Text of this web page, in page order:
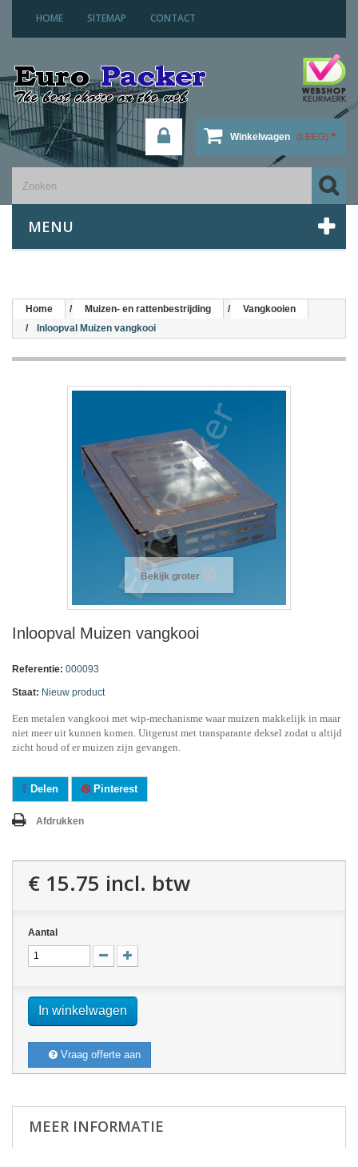
HOME SITEMAP CONTACT
Winkelwagen (LEEG)
MENU
Home Muizen- en rattenbestrijding
Vangkooien
Inloopval Muizen vangkooi
Bekijk groter
Inloopval Muizen vangkooi
Referentie: 000093
Staat: Nieuw product
Een metalen vangkooi met wip-mechanisme waar muizen makkelijk in maar
niet meer uit kunnen komen. Uitgerust met transparante deksel zodat u altijd
zicht houd of er muizen zijn gevangen.
Delen Pinterest
Afdrukken
€ 15.75 incl. btw
Aantal
In winkelwagen
Vraag offerte aan
MEER INFORMATIE